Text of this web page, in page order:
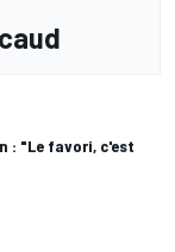
: "Le favori, c'est